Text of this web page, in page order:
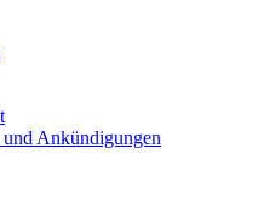
Ankündigungen